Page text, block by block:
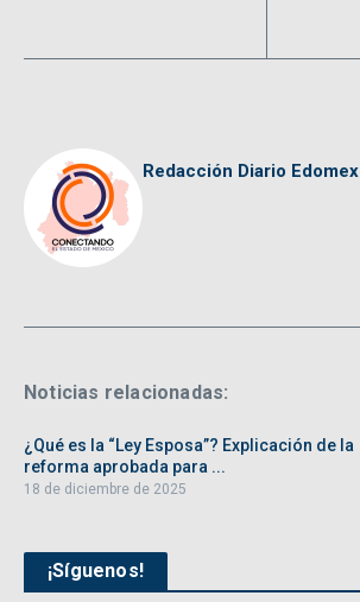
Redacción Diario Edomex
Noticias relacionadas:
¿Qué es la “Ley Esposa”? Explicación de la
reforma aprobada para ...
18 de diciembre de 2025
¡Síguenos!